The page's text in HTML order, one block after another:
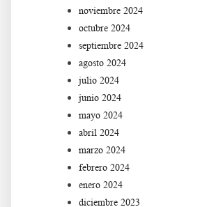
noviembre 2024
octubre 2024
septiembre 2024
agosto 2024
julio 2024
junio 2024
mayo 2024
abril 2024
marzo 2024
febrero 2024
enero 2024
diciembre 2023